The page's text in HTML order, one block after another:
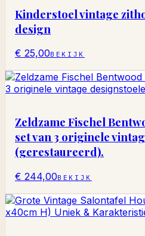
Kinderstoel vintage
design
€ 25,00BEKIJK
Zeldzame Fischel
set van 3 originele
(gerestaureerd).
€ 244,00BEKIJK